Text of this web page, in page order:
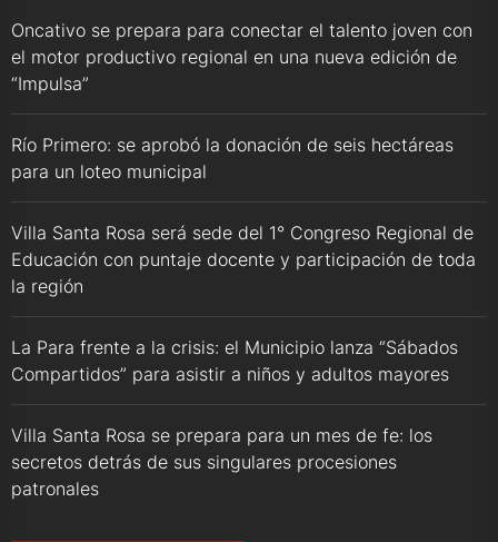
Oncativo se prepara para conectar el talento joven con
el motor productivo regional en una nueva edición de
“Impulsa”
Río Primero: se aprobó la donación de seis hectáreas
para un loteo municipal
Villa Santa Rosa será sede del 1° Congreso Regional de
Educación con puntaje docente y participación de toda
la región
La Para frente a la crisis: el Municipio lanza “Sábados
Compartidos” para asistir a niños y adultos mayores
Villa Santa Rosa se prepara para un mes de fe: los
secretos detrás de sus singulares procesiones
patronales